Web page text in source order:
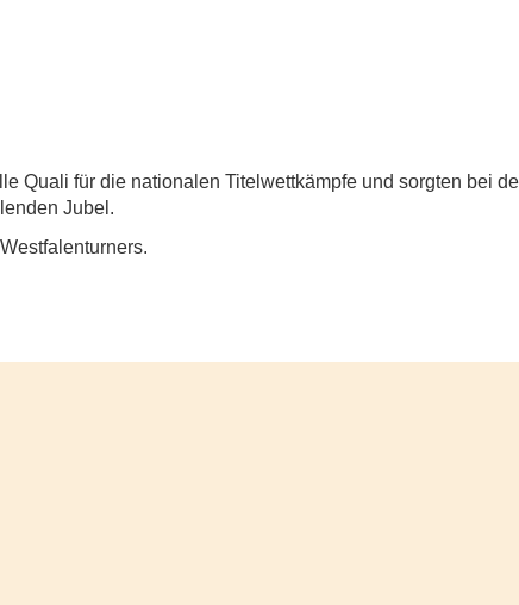
Quali für die nationalen Titelwettkämpfe und sorgten bei
Jubel.